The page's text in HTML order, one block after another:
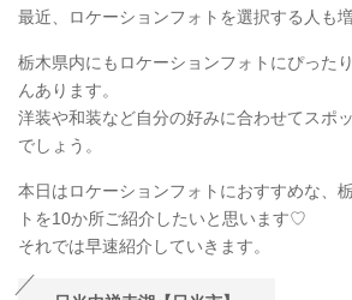
最近、ロケーションフォトを選択する人も
栃木県内にもロケーションフォトにぴった
んあります。
洋装や和装など自分の好みに合わせてスポ
でしょう。
本日はロケーションフォトにおすすめな、
トを10か所ご紹介したいと思います♡
それでは早速紹介していきます。